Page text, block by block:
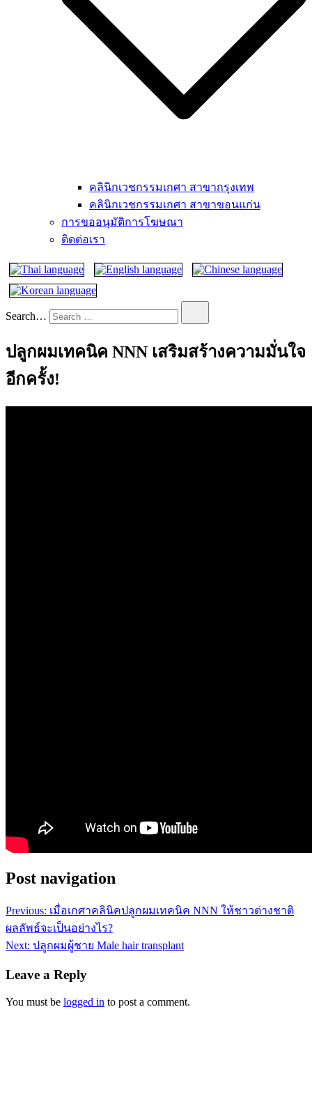
คลินิกเวชกรรมเกศา สาขากรุงเทพ
คลินิกเวชกรรมเกศา สาขาขอนแก่น
การขออนุมัติการโฆษณา
ติดต่อเรา
Search…
ปลูกผมเทคนิค NNN เสริมสร้างความมั่นใจ
อีกครั้ง!
Post navigation
Previous: เมื่อเกศาคลินิคปลูกผมเทคนิค NNN ให้ชาวต่างชาติ
ผลลัพธ์จะเป็นอย่างไร?
Next: ปลูกผมผู้ชาย Male hair transplant
Leave a Reply
You must be logged in to post a comment.